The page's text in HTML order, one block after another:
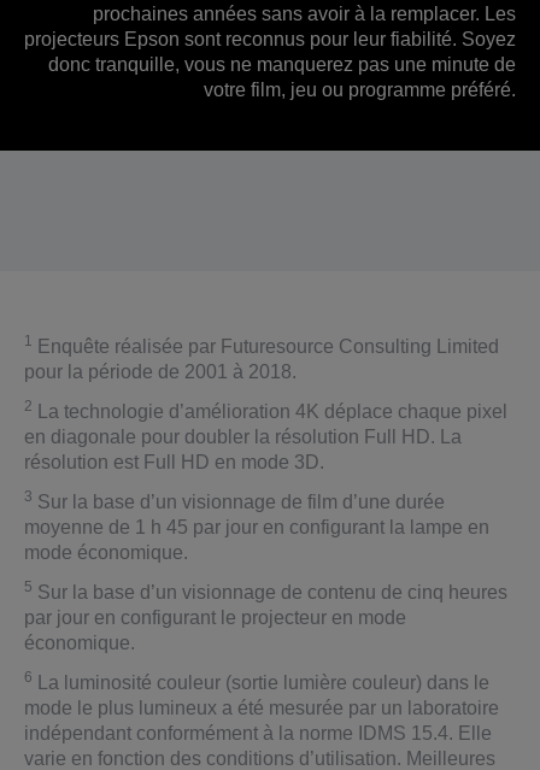
prochaines années sans avoir à la remplacer. Les
projecteurs Epson sont reconnus pour leur fiabilité. Soyez
donc tranquille, vous ne manquerez pas une minute de
votre film, jeu ou programme préféré.
1
Enquête réalisée par Futuresource Consulting Limited
pour la période de 2001 à 2018.
2
La technologie d’amélioration 4K déplace chaque pixel
en diagonale pour doubler la résolution Full HD. La
résolution est Full HD en mode 3D.
3 Sur la base d’un visionnage de film d’une durée
moyenne de 1 h 45 par jour en configurant la lampe en
mode économique.
5 Sur la base d’un visionnage de contenu de cinq heures
par jour en configurant le projecteur en mode
économique.
6
La luminosité couleur (sortie lumière couleur) dans le
mode le plus lumineux a été mesurée par un laboratoire
indépendant conformément à la norme IDMS 15.4. Elle
varie en fonction des conditions d’utilisation. Meilleures